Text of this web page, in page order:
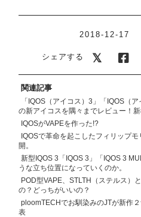
2018-12-17
シェアする
関連記事
「IQOS（アイコス）3」「IQOS（
の新アイコスを隅々までレビュー！新
IQOSがVAPEを作った!?
IQOSで革命を起こしたフィリップ
開。
新型IQOS 3「IQOS 3」「IQOS 3
うな立ち位置になっていくのか。
POD型VAPE、STLTH（ステルス）
の？どっちがいいの？
ploomTECHでお馴染みのJTが新作
表